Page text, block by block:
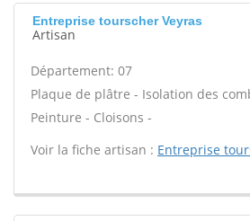
Entreprise tourscher Veyras
Artisan
Département: 07
Plaque de plâtre - Isolation des
Peinture - Cloisons -
Voir la fiche artisan : Entreprise